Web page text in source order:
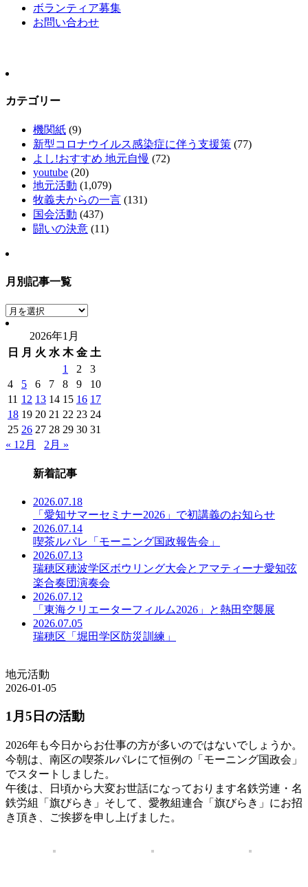
ボランティア募集
お問い合わせ
カテゴリー
機関紙 (9)
新型コロナウイルス感染症に伴う支援策 (77)
よし!おすすめ 地元自慢 (72)
youtube (20)
地元活動 (1,079)
牧義夫からの一言 (131)
国会活動 (437)
闘いの決意 (11)
月別記事一覧
月
別
事
覧
2026年1月
日
月 火 水 木 金 土
1
2
3
4
5 6 7 8 9
10
11 12 13 14 15 16 17
18 19 20 21 22 23 24
25 26 27 28 29 30 31
« 12月
2月 »
新着記事
2026.07.18
「愛知サマーセミナー2026」で初講義のお知らせ
2026.07.14
喫茶ルパレ「モーニング国政報告会」
2026.07.13
瑞穂区穂波学区ボウリング大会とアマティーナ愛知弦
楽合奏団演奏会
2026.07.12
「東海クリエーターフィルム2026」と熱田空襲展
2026.07.05
瑞穂区「堀田学区防災訓練」
地元活動
2026-01-05
1月5日の活動
2026年も今日からお仕事の方が多いのではないでしょうか。
今朝は、南区の喫茶ルパレにて恒例の「モーニング国政会」
でスタートしました。
午後は、日頃から大変お世話になっております名鉄労連・名
鉄労組「旗びらき」そして、愛教組連合「旗びらき」にお招
き頂き、ご挨拶を申し上げました。